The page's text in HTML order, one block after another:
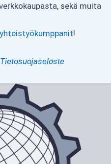
sekä muita
yhteistyökumppanit!
Tietosuojaseloste